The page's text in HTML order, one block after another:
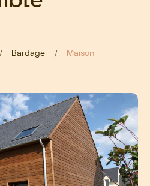
Bardage
Maison